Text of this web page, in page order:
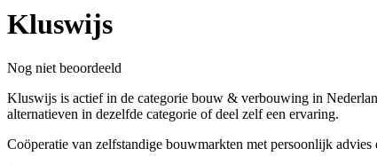
Kluswijs
Nog niet beoordeeld
Kluswijs is actief in de categorie bouw & verbouwing in
alternatieven in dezelfde categorie of deel zelf een ervaring.
Coöperatie van zelfstandige bouwmarkten met persoonlijk advies